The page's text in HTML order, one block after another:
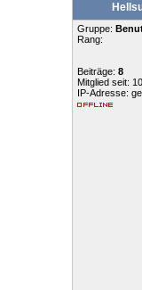
Gruppe:
Rang:
Beiträge: 8
Mitglied seit:
IP-Adresse: